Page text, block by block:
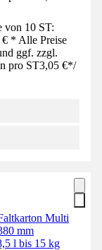
von 10 ST:
* Alle Preise
ggf. zzgl.
pro ST3,05 €*/
Multi
mm
l bis 15 kg